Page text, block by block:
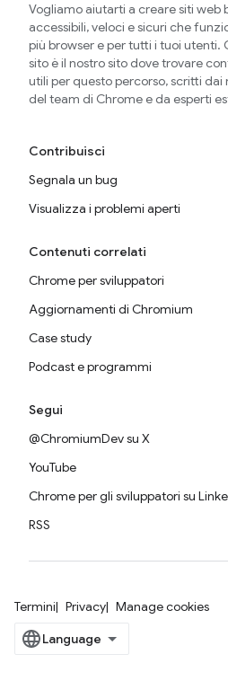
Vogliamo aiutarti a creare siti web
accessibili, veloci e sicuri che
più browser e per tutti i tuoi utenti.
sito è il nostro sito dove trovare
utili per questo percorso, scritti dai
del team di Chrome e da esperti
Contribuisci
Segnala un bug
Visualizza i problemi aperti
Contenuti correlati
Chrome per sviluppatori
Aggiornamenti di Chromium
Case study
Podcast e programmi
Segui
@ChromiumDev su X
YouTube
Chrome per gli sviluppatori su
RSS
Termini Privacy Manage cookies